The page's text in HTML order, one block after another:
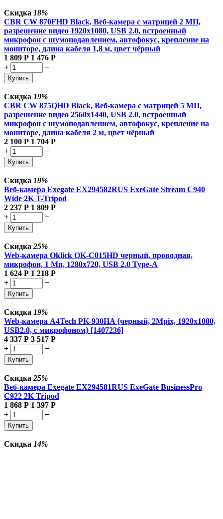
Скидка 18%
CBR CW 870FHD Black, Веб-камера с матрицей 2 МП,
разрешение видео 1920х1080, USB 2.0, встроенный
микрофон с шумоподавлением, автофокус, крепление на
мониторе, длина кабеля 1,8 м, цвет чёрный
1 809 Р 1 476 Р
+
−
Купить
Скидка 19%
CBR CW 875QHD Black, Веб-камера с матрицей 5 МП,
разрешение видео 2560х1440, USB 2.0, встроенный
микрофон с шумоподавлением, автофокус, крепление на
мониторе, длина кабеля 2 м, цвет чёрный
2 100 Р 1 704 Р
+
−
Купить
Скидка 19%
Веб-камера Exegate EX294582RUS ExeGate Stream C940
Wide 2K T-Tripod
2 237 Р 1 809 Р
+
−
Купить
Скидка 25%
Web-камера Oklick OK-C015HD черный, проводная,
микрофон, 1 Мп, 1280x720, USB 2.0 Type-A
1 624 Р 1 218 Р
+
−
Купить
Скидка 19%
Web-камера A4Tech PK-930HA {черный, 2Mpix, 1920x1080,
USB2.0, с микрофоном} [1407236]
4 337 Р 3 517 Р
+
−
Купить
Скидка 25%
Веб-камера Exegate EX294581RUS ExeGate BusinessPro
C922 2K Tripod
1 868 Р 1 397 Р
+
−
Купить
Скидка 14%